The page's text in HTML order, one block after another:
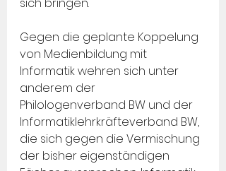
Gegen die geplante Koppelung
von Medienbildung mit
Informatik wehren sich unter
anderem der
Philologenverband BW und der
Informatiklehrkräfteverband BW,
die sich gegen die Vermischung
der bisher eigenständigen